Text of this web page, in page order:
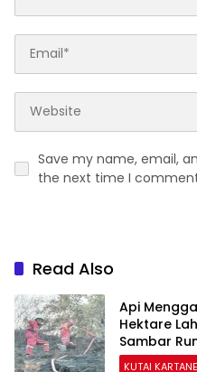
Save my name, email,
the next time I
Read Also
Api
Hektare
Sambar
KUTAI